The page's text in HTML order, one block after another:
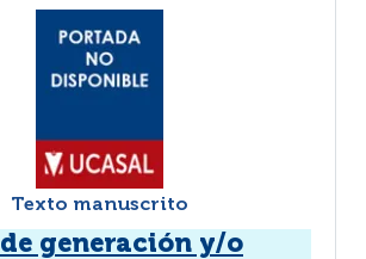
Texto manuscrito
generación y/o